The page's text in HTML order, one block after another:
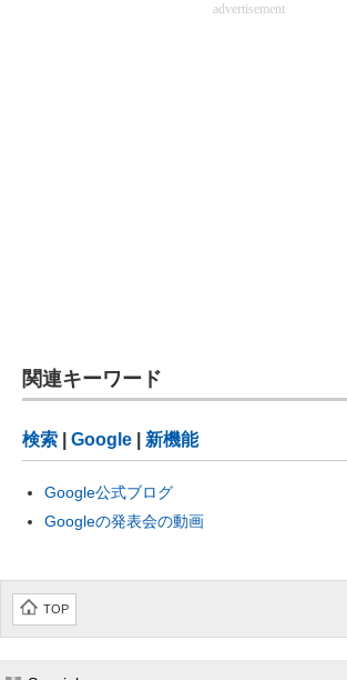
advertisement
関連キーワード
検索 Google 新機能
Google公式ブログ
Googleの発表会の動画
TOP